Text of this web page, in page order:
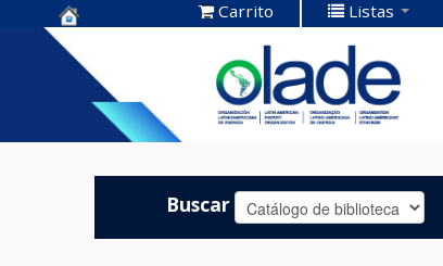
Centro de
Documentación
OLADE -
Carrito Listas
Buscar